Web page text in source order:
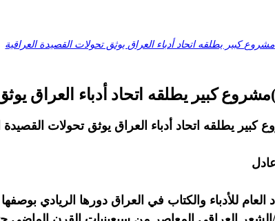
كبير يطلقه اتحاد أدباء العراق يوثق تحولات القصيدة العراقية
كبير يطلقه اتحاد أدباء العراق
كبير يطلقه اتحاد أدباء العراق يوثق تحولات القصيدة
للأدباء والكتاب في العراق دورها الريادي